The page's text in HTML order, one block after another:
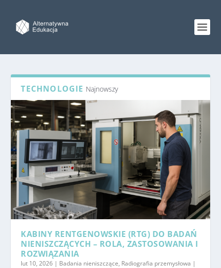
TECHNOLOGIE Najnowszy
KABINY RENTGENOWSKIE (RTG) DO BADAŃ
NIENISZCZĄCYCH – ROLA, ZASTOSOWANIA I
ROZWIĄZANIA
lut 10, 2026 | Badania nieniszczące, Radiografia przemysłowa |